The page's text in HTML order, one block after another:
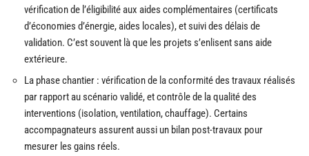
vérification de l’éligibilité aux aides complémentaires (certificats
d’économies d’énergie, aides locales), et suivi des délais de
validation. C’est souvent là que les projets s’enlisent sans aide
extérieure.
La phase chantier : vérification de la conformité des travaux réalisés
par rapport au scénario validé, et contrôle de la qualité des
interventions (isolation, ventilation, chauffage). Certains
accompagnateurs assurent aussi un bilan post-travaux pour
mesurer les gains réels.